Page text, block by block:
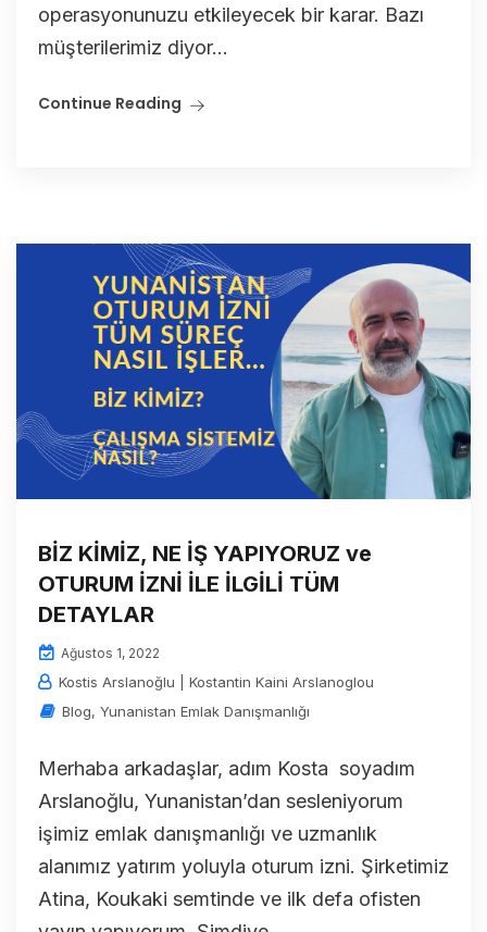
operasyonunuzu etkileyecek bir karar. Bazı
müşterilerimiz diyor...
Continue Reading
BİZ KİMİZ, NE İŞ YAPIYORUZ ve
OTURUM İZNİ İLE İLGİLİ TÜM
DETAYLAR
Ağustos 1, 2022
Kostis Arslanoğlu | Kostantin Kaini Arslanoglou
Blog, Yunanistan Emlak Danışmanlığı
Merhaba arkadaşlar, adım Kosta soyadım
Arslanoğlu, Yunanistan’dan sesleniyorum
işimiz emlak danışmanlığı ve uzmanlık
alanımız yatırım yoluyla oturum izni. Şirketimiz
Atina, Koukaki semtinde ve ilk defa ofisten